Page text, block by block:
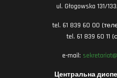
ul. Głogowska 131/
tel. 61 839 60 00
tel. 61 839 60 11
e-mail:
Центральна